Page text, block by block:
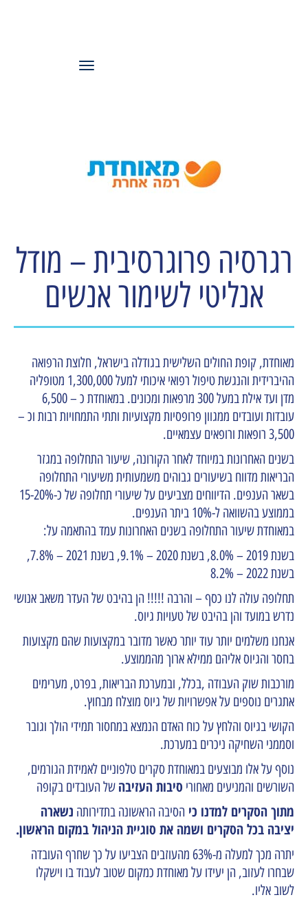
תפריט
רגרסיה פרוגרסיבית – מודל
אנליטי לשימור אנשים
מאוחדת, קופת החולים השלישית בגודלה בישראל, חלוצת הרפואה
ההיברידית והנגשת טיפול רפואי איכותי למעל 1,300,000 מטופליה
מדן ועד אילת במעל 300 מרפאות ומכונים. במאוחדת כ – 6,500
עובדות ועובדים ממגוון פרופסיות מקצועיות ותתי התמחויות רבות וכ –
3,500 רופאות ורופאים עצמאיים.
בשנים האחרונות במיוחד לאחר הקורונה, שיעור התחלופה במגזר
הבריאות מדווח בשיעורים גבוהים משמעותית משיעורי התחלופה
בשאר הענפים. הדיווחים מצביעים על שיעורי תחלופה של כ-15-20%
בממוצע בהשוואה ל-10% ביתר הענפים.
במאוחדת שיעור התחלופה בשנים האחרונות עמד בהתאמה על:
בשנת 2019 – 8.0%, בשנת 2020 – 9.1%, בשנת 2021 – 7.8%,
בשנת 2022 – 8.2%
תחלופה עולה לנו כסף – והרבה !!!!! הן בהיבט של העדר משאב אנושי
נדרש במועד והן בהיבט של טעויות גיוס.
אנחנו משלמים יותר עוד יותר כאשר מדובר במקצועות שהם מקצועות
בחסר והגיוס אליהם ממילא ארוך מהממוצע.
מורכבות שוק העבודה ,בכלל, ובמערכת הבריאות, בפרט, מערימים
אתגרים נוספים על אפשרויות של גיוס מוצלח מבחוץ.
הקושי בגיוס והלחץ על כוח האדם הנמצא במחסור תמידי הולך וגובר
וסממני השחיקה ניכרים במערכת.
נוסף על אלו מבוצעים במאוחדת סקרים טלפוניים לאמידת הגורמים,
השורשים והמניעים מאחורי סיבות העזיבה של העובדים בקופה
מתוך הסקרים למדנו כי הסיבה הראשונה בתדירותה נשארה
יציבה בכל הסקרים ושמה את סוגיית הניהולבמקום הראשון.
יתרה מכך למעלה מ-63% מהעוזבים הצביעו על כך שחרף העובדה
שבחרו לעזוב, הן יעידו על מאוחדת כמקום שטוב לעבוד בו וישקלו
לשוב אליו.